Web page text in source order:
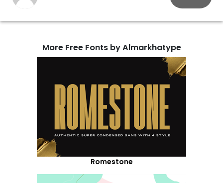
More Free Fonts by Almarkhatype
Romestone